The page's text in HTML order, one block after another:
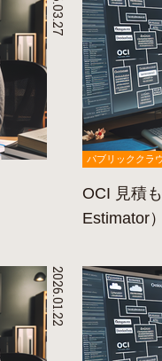
パブリッククラ
OCI 見積
Estimator
2026.01.22